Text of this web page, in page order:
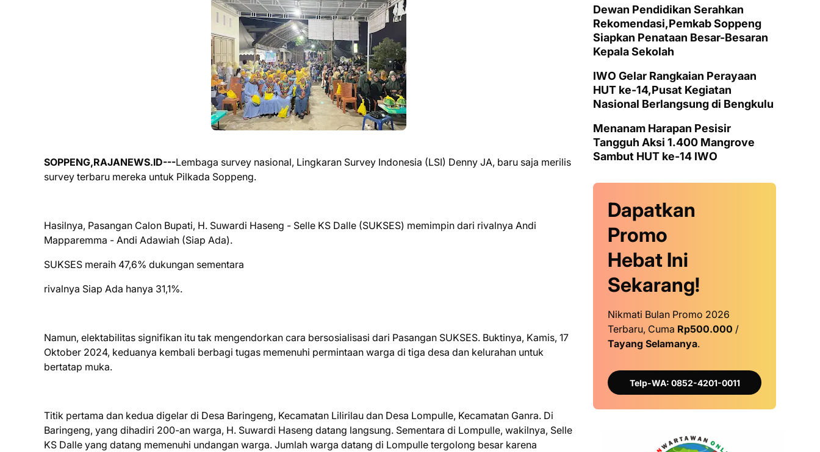
SOPPENG,RAJANEWS.ID---Lembaga survey nasional, Lingkaran Survey Indonesia (LSI) Denny JA, baru saja merilis
survey terbaru mereka untuk Pilkada Soppeng.
Hasilnya, Pasangan Calon Bupati, H. Suwardi Haseng - Selle KS Dalle (SUKSES) memimpin dari rivalnya Andi
Mapparemma - Andi Adawiah (Siap Ada).
SUKSES meraih 47,6% dukungan sementara
rivalnya Siap Ada hanya 31,1%.
Namun, elektabilitas signifikan itu tak mengendorkan cara bersosialisasi dari Pasangan SUKSES. Buktinya, Kamis, 17
Oktober 2024, keduanya kembali berbagi tugas memenuhi permintaan warga di tiga desa dan kelurahan untuk
bertatap muka.
Titik pertama dan kedua digelar di Desa Baringeng, Kecamatan Lilirilau dan Desa Lompulle, Kecamatan Ganra. Di
Baringeng, yang dihadiri 200-an warga, H. Suwardi Haseng datang langsung. Sementara di Lompulle, wakilnya, Selle
KS Dalle yang datang memenuhi undangan warga. Jumlah warga datang di Lompulle tergolong besar karena
Dewan Pendidikan Serahkan
Rekomendasi,Pemkab Soppeng
Siapkan Penataan Besar-Besaran
Kepala Sekolah
IWO Gelar Rangkaian Perayaan
HUT ke-14,Pusat Kegiatan
Nasional Berlangsung di Bengkulu
Menanam Harapan Pesisir
Tangguh Aksi 1.400 Mangrove
Sambut HUT ke-14 IWO
Dapatkan
Promo
Hebat Ini
Sekarang!
Nikmati Bulan Promo 2026
Terbaru, Cuma Rp500.000 /
Tayang Selamanya.
Telp-WA: 0852-4201-0011